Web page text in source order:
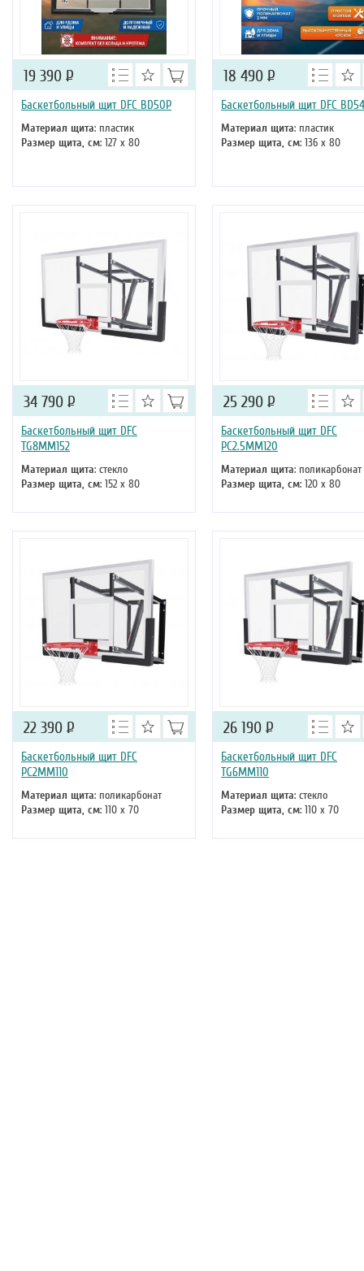
Баскетбольный щит DFC BD50P
Материал щита: пластик
Размер щита, см: 127 х 80
19 390 Р
Баскетбольный щит DFC
Материал щита: пластик
Размер щита, см: 136 х 80
18 490 Р
Баскетбольный щит DFC
TG8MM152
Материал щита: стекло
Размер щита, см: 152 х 80
34 790 Р
Баскетбольный щит DFC
PC2.5MM120
Материал щита: поликарбонат
Размер щита, см: 120 х 80
25 290 Р
Баскетбольный щит DFC
PC2MM110
Материал щита: поликарбонат
Размер щита, см: 110 х 70
22 390 Р
Баскетбольный щит DFC
TG6MM110
Материал щита: стекло
Размер щита, см: 110 х 70
26 190 Р